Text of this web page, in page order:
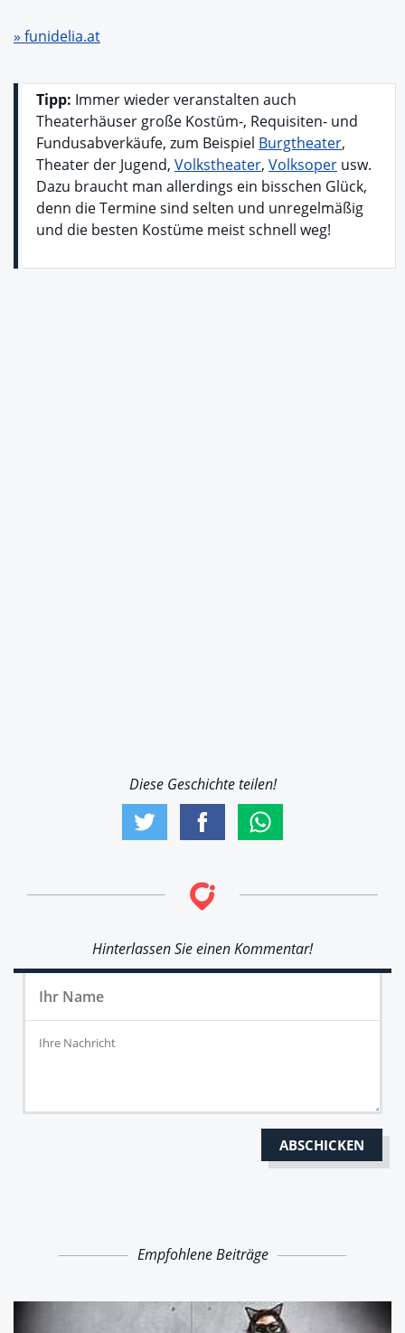
» funidelia.at
Tipp: Immer wieder veranstalten auch
Theaterhäuser große Kostüm-, Requisiten- und
Fundusabverkäufe, zum Beispiel Burgtheater,
Theater der Jugend, Volkstheater, Volksoper usw.
Dazu braucht man allerdings ein bisschen Glück,
denn die Termine sind selten und unregelmäßig
und die besten Kostüme meist schnell weg!
Diese Geschichte teilen!
Hinterlassen Sie einen Kommentar!
Empfohlene Beiträge